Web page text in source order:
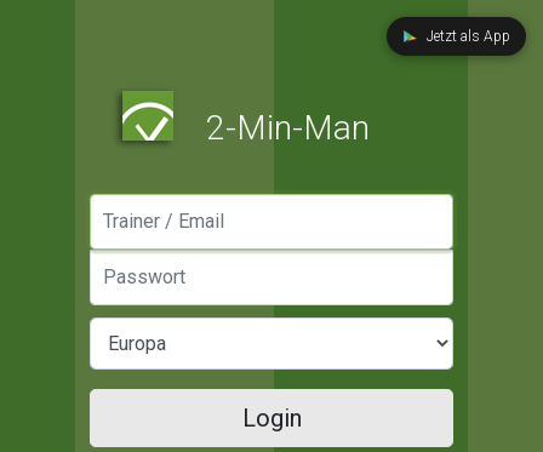
Jetzt als App
2-Min-Man
Login